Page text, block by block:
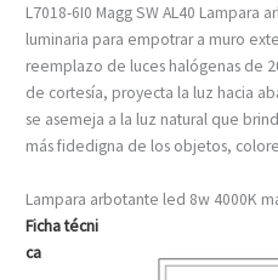
L7018-6I0 Magg SW AL40 Lampara
luminaria para empotrar a muro
reemplazo de luces halógenas de
de cortesía, proyecta la luz hacia
se asemeja a la luz natural que
más fidedigna de los objetos,
Lampara arbotante led 8w 4000K
Fichatécni
ca